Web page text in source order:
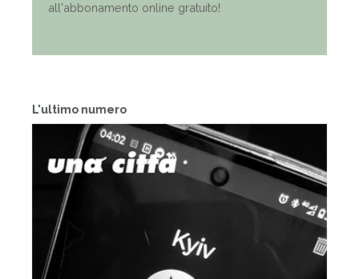
L'ultimo numero
all'abbonamento online gratuito!